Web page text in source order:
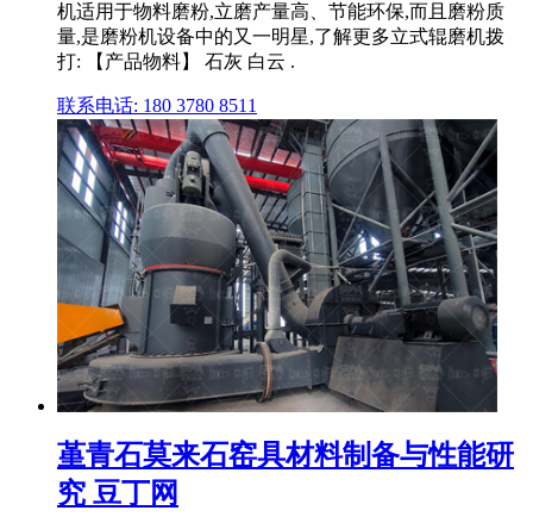
机适用于物料磨粉,立磨产量高、节能环保,而且磨粉质
量,是磨粉机设备中的又一明星,了解更多立式辊磨机拨
打: 【产品物料】 石灰 白云 .
联系电话: 180 3780 8511
堇青石莫来石窑具材料制备与性能研
究 豆丁网